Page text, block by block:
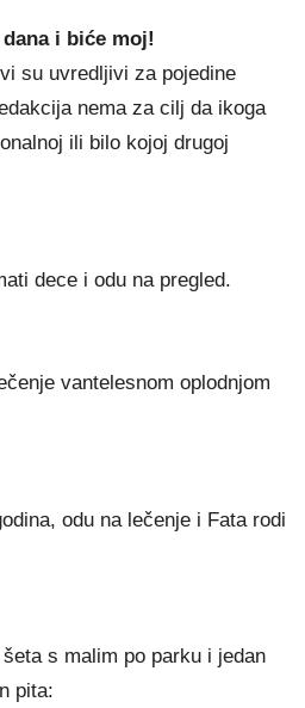
i biće moj!
su uvredljivi za pojedine
nema za cilj da ikoga
ili bilo kojoj drugoj
dece i odu na pregled.
vantelesnom oplodnjom
odu na lečenje i Fata rodi
s malim po parku i jedan
pita: